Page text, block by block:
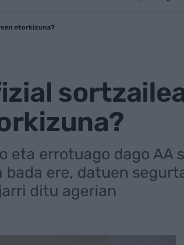
etorkizuna?
eta errotuago dago AA
ere, datuen
ditu agerian